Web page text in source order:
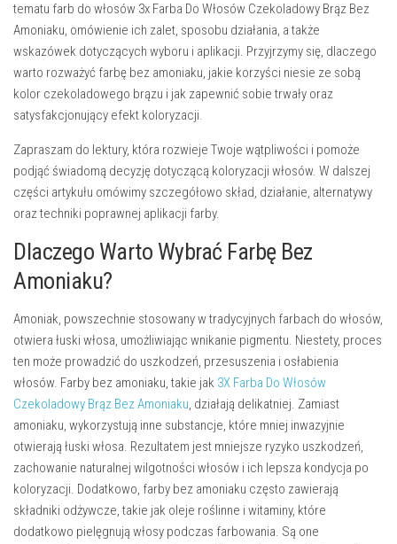
tematu farb do włosów 3x Farba Do Włosów Czekoladowy Brąz Bez
Amoniaku, omówienie ich zalet, sposobu działania, a także
wskazówek dotyczących wyboru i aplikacji. Przyjrzymy się, dlaczego
warto rozważyć farbę bez amoniaku, jakie korzyści niesie ze sobą
kolor czekoladowego brązu i jak zapewnić sobie trwały oraz
satysfakcjonujący efekt koloryzacji.
Zapraszam do lektury, która rozwieje Twoje wątpliwości i pomoże
podjąć świadomą decyzję dotyczącą koloryzacji włosów. W dalszej
części artykułu omówimy szczegółowo skład, działanie, alternatywy
oraz techniki poprawnej aplikacji farby.
Dlaczego Warto Wybrać Farbę Bez
Amoniaku?
Amoniak, powszechnie stosowany w tradycyjnych farbach do włosów,
otwiera łuski włosa, umożliwiając wnikanie pigmentu. Niestety, proces
ten może prowadzić do uszkodzeń, przesuszenia i osłabienia
włosów. Farby bez amoniaku, takie jak 3X Farba Do Włosów
Czekoladowy Brąz Bez Amoniaku, działają delikatniej. Zamiast
amoniaku, wykorzystują inne substancje, które mniej inwazyjnie
otwierają łuski włosa. Rezultatem jest mniejsze ryzyko uszkodzeń,
zachowanie naturalnej wilgotności włosów i ich lepsza kondycja po
koloryzacji. Dodatkowo, farby bez amoniaku często zawierają
składniki odżywcze, takie jak oleje roślinne i witaminy, które
dodatkowo pielęgnują włosy podczas farbowania. Są one